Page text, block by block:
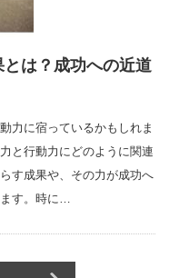
は？成功への近道
力に宿っているかもしれま
と行動力にどのように関連
す成果や、その力が成功へ
す。時に…